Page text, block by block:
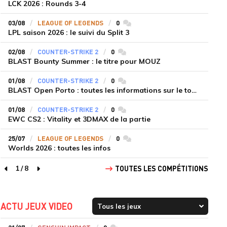
LCK 2026 : Rounds 3-4
03/08 LEAGUE OF LEGENDS 0commentaires
LPL saison 2026 : le suivi du Split 3
02/08 COUNTER-STRIKE 2 0commentaires
BLAST Bounty Summer : le titre pour MOUZ
01/08 COUNTER-STRIKE 2 0commentaires
BLAST Open Porto : toutes les informations sur le tournoi
01/08 COUNTER-STRIKE 2 0commentaires
EWC CS2 : Vitality et 3DMAX de la partie
25/07 LEAGUE OF LEGENDS 0commentaires
Worlds 2026 : toutes les infos
page précédente
1/8
page suivante
TOUTES LES COMPÉTITIONS
ACTU JEUX VIDEO